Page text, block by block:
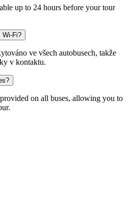
up to 24 hours before your tour
Wi-Fi?
ve všech autobusech, takže
v kontaktu.
on all buses, allowing you to